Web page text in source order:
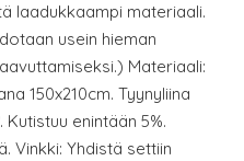
laadukkaampi materiaali.
usein hieman
Materiaali:
150x210cm. Tyynyliina
enintään 5%.
Vinkki: Yhdistä settiin